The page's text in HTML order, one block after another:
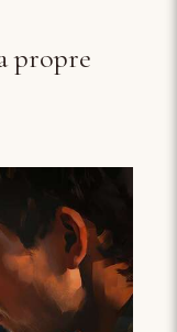
propre